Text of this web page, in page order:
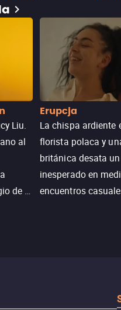
Liu.
al
de la
Erupcja
La chispa ardiente
florista polaca y
británica desata
inesperado en
encuentros